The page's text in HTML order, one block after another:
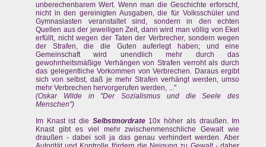
unberechenbarem Wert. Wenn man die Geschichte erforscht,
nicht in den gereinigten Ausgaben, die für Volksschüler und
Gymnasiasten veranstaltet sind, sondern in den echten
Quellen aus der jeweiligen Zeit, dann wird man völlig von Ekel
erfüllt, nicht wegen der Taten der Verbrecher, sondern wegen
der Strafen, die die Guten auferlegt haben; und eine
Gemeinschaft wird unendlich mehr durch das
gewohnheitsmäßige Verhängen von Strafen verroht als durch
das gelegentliche Vorkommen von Verbrechen. Daraus ergibt
sich von selbst, daß je mehr Strafen verhängt werden, umso
mehr Verbrechen hervorgerufen werden, ..."
(Oskar Wilde in "Der Sozialismus und die Seele des
Menschen")
Im Knast ist die Selbstmordrate10x höher als draußen. Im
Knast gibt es viel mehr zwischenmenschliche Gewalt wie
draußen - dabei soll ja das genau verhindert werden. Aber